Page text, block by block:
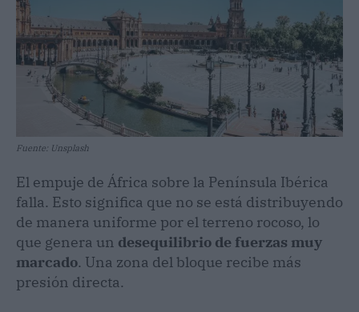
Fuente: Unsplash
El empuje de África sobre la Península Ibérica
falla. Esto significa que no se está distribuyendo
de manera uniforme por el terreno rocoso, lo
que genera un desequilibrio de fuerzas muy
marcado. Una zona del bloque recibe más
presión directa.